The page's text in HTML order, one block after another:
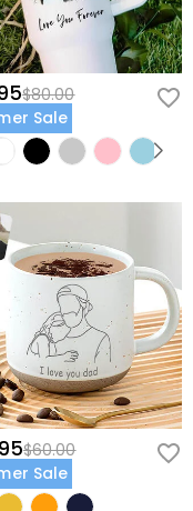
mehr wissen
60-Tage-
$80.00
Sale
$60.00
Sale